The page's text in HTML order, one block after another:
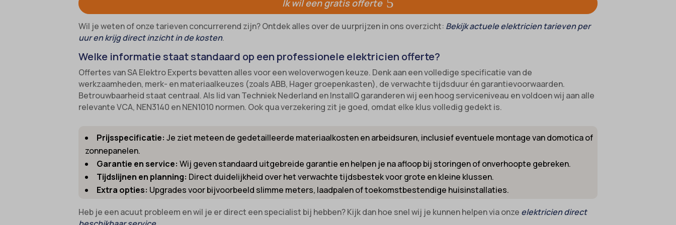
Ik wil een gratis offerte
Wil je weten of onze tarieven concurrerend zijn? Ontdek alles over de uurprijzen in ons overzicht: Bekijk actuele elektricien tarieven per
uur en krijg direct inzicht in de kosten.
Welke informatie staat standaard op een professionele elektricien offerte?
Offertes van SA Elektro Experts bevatten alles voor een weloverwogen keuze. Denk aan een volledige specificatie van de
werkzaamheden, merk- en materiaalkeuzes (zoals ABB, Hager groepenkasten), de verwachte tijdsduur én garantievoorwaarden.
Betrouwbaarheid staat centraal. Als lid van Techniek Nederland en InstallQ garanderen wij een hoog serviceniveau en voldoen wij aan alle
relevante VCA, NEN3140 en NEN1010 normen. Ook qua verzekering zit je goed, omdat elke klus volledig gedekt is.
Prijsspecificatie: Je ziet meteen de gedetailleerde materiaalkosten en arbeidsuren, inclusief eventuele montage van domotica of
zonnepanelen.
Garantie en service: Wij geven standaard uitgebreide garantie en helpen je na afloop bij storingen of onverhoopte gebreken.
Tijdslijnen en planning: Direct duidelijkheid over het verwachte tijdsbestek voor grote en kleine klussen.
Extra opties: Upgrades voor bijvoorbeeld slimme meters, laadpalen of toekomstbestendige huisinstallaties.
Heb je een acuut probleem en wil je er direct een specialist bij hebben? Kijk dan hoe snel wij je kunnen helpen via onze elektricien direct
gdpr_consent
googtrans
intercom-session-*
mhcookie
wordpress_logged_in_*
wordpress_test_cookie
wp-settings-time-*
borlabs-cookie
cli_cookie_consent
cookie_permission_granted
cookies_accepted
domain
et-editing-post-*